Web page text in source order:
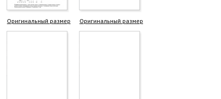
Оригинальный размер Оригинальный размер